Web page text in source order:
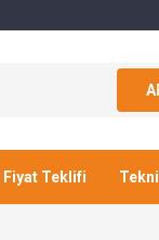
Fiyat Teklifi